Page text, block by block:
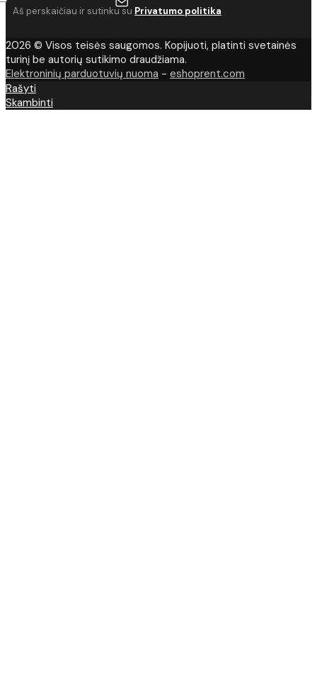
Aš perskaičiau ir sutinku su Privatumo politika
2026 © Visos teisės saugomos. Kopijuoti, platinti svetainės
turinį be autorių sutikimo draudžiama.
Elektroninių parduotuvių nuoma - eshoprent.com
Rašyti
Skambinti